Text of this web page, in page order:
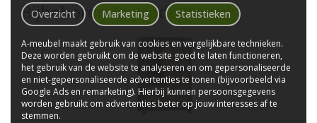
Bijbehorende producten
Overzicht Marketing Statistieken
A-meubel maakt gebruik van cookies en vergelijkbare technieken.
Deze worden gebruikt om de website goed te laten functioneren,
het gebruik van de website te analyseren en om gepersonaliseerde
en niet-gepersonaliseerde advertenties te tonen (bijvoorbeeld via
Google Ads en remarketing). Hierbij kunnen persoonsgegevens
worden gebruikt om advertenties beter op jouw interesses af te
stemmen.